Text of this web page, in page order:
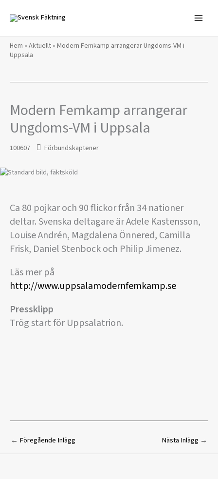
innehåll
Hem » Aktuellt» Modern Femkamp arrangerar Ungdoms-VM i
Uppsala
Modern Femkamp arrangerar
Ungdoms-VM i Uppsala
100607 Förbundskaptener
Ca 80 pojkar och 90 flickor från 34 nationer
deltar. Svenska deltagare är Adele Kastensson,
Louise Andrén, Magdalena Önnered, Camilla
Frisk, Daniel Stenbock och Philip Jimenez.
Läs mer på
http://www.uppsalamodernfemkamp.se
Pressklipp
Trög start för Uppsalatrion.
← Föregående Inlägg Nästa Inlägg →